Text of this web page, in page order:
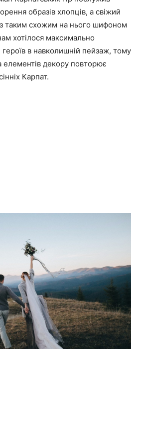
образів хлопців, а свіжий
з таким схожим на нього шифоном
хотілося максимально
героїв в навколишній пейзаж, тому
елементів декору повторює
Карпат.